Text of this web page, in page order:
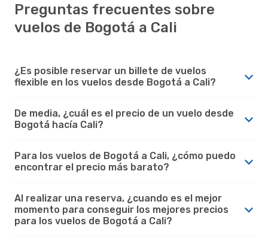
Preguntas frecuentes sobre
vuelos de Bogotá a Cali
¿Es posible reservar un billete de vuelos
flexible en los vuelos desde Bogotá a Cali?
De media, ¿cuál es el precio de un vuelo desde
Bogotá hacía Cali?
Para los vuelos de Bogotá a Cali, ¿cómo puedo
encontrar el precio más barato?
Al realizar una reserva, ¿cuando es el mejor
momento para conseguir los mejores precios
para los vuelos de Bogotá a Cali?